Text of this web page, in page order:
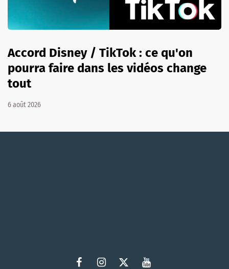
Accord Disney / TikTok : ce qu'on
pourra faire dans les vidéos change
tout
6 août 2026